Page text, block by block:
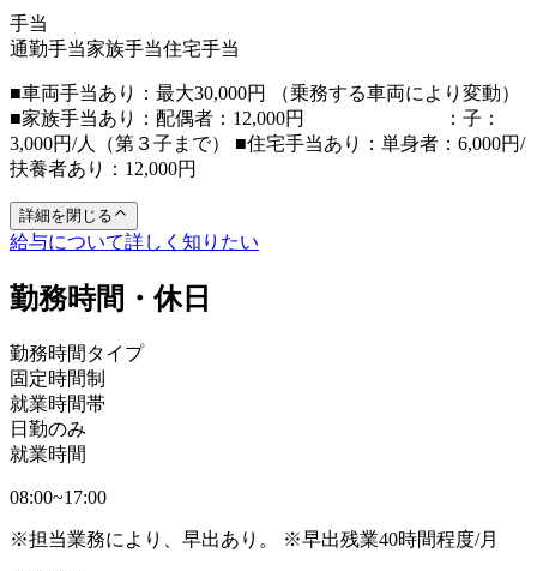
手当
通勤手当家族手当住宅手当
■車両手当あり：最大30,000円 （乗務する車両により変動）
■家族手当あり：配偶者：12,000円 ：子：
3,000円/人（第３子まで） ■住宅手当あり：単身者：6,000円/
扶養者あり：12,000円
詳細を閉じる
給与について詳しく知りたい
勤務時間・休日
勤務時間タイプ
固定時間制
就業時間帯
日勤のみ
就業時間
08:00~17:00
※担当業務により、早出あり。 ※早出残業40時間程度/月